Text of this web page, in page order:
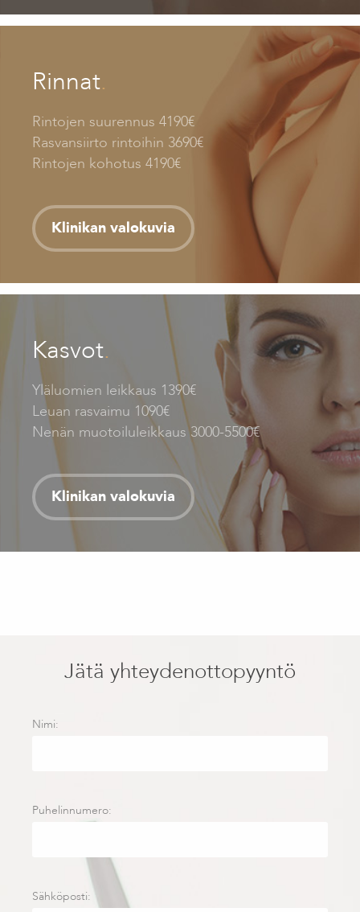
Rinnat.
Rintojen suurennus 4190€
Rasvansiirto rintoihin 3690€
Rintojen kohotus 4190€
Klinikan valokuvia
Kasvot.
Yläluomien leikkaus 1390€
Leuan rasvaimu 1090€
Nenän muotoiluleikkaus 3000-5500€
Klinikan valokuvia
Jätä yhteydenottopyyntö
Nimi:
Puhelinnumero:
Sähköposti: